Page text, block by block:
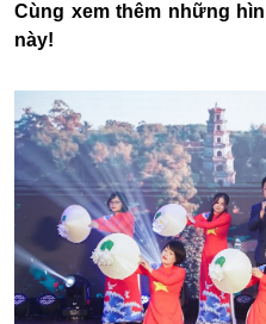
Cùng xem thêm những
này!